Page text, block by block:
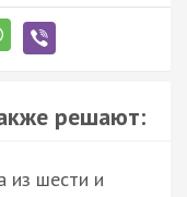
решают:
из шести и